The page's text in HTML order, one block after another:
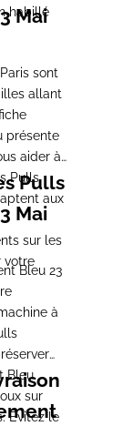
habillé
Mai
sont
allant
présente
aider à
Pulls
aux
sur les
votre
Pulls
Mai
Bleu 23
à
Bleu
sur
Évitez le